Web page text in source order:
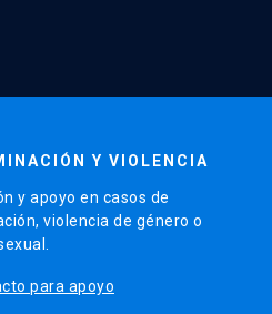
Y VIOLENCIA
y apoyo en casos de
violencia de género o
para apoyo